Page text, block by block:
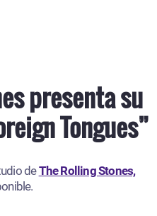
presenta su
Tongues”
deThe Rolling Stones,